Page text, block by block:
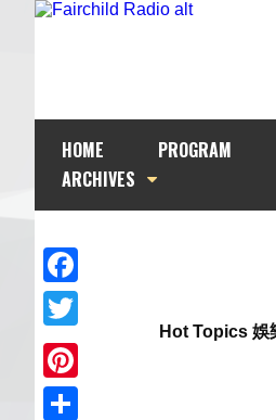
HOME PROGRAM
ARCHIVES
Facebook
Twitter
Pinterest
Hot Topics 娛